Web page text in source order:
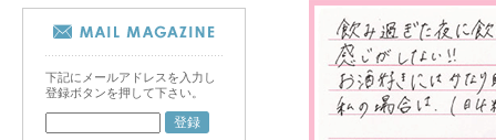
下記にメールアドレスを入力し
登録ボタンを押して下さい。